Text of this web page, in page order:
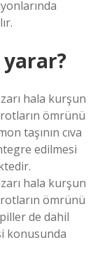
hala kurşun
ömrünü
taşının cıva
edilmesi
hala kurşun
ömrünü
de dahil
konusunda